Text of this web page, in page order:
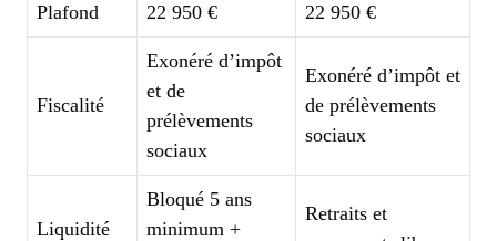
Plafond 22 950 € 22 950 €
Fiscalité
Exonéré d’impôt
et de
prélèvements
sociaux
Exonéré d’impôt et
de prélèvements
sociaux
Liquidité
Bloqué 5 ans
minimum +
Retraits et